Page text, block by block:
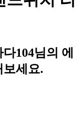
104님의 에
보세요.